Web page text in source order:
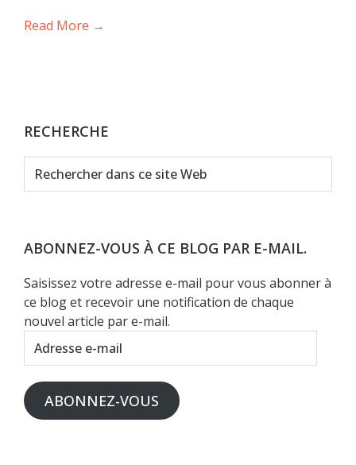
Read More →
RECHERCHE
Rechercher
dans
Web
ABONNEZ-VOUS À CE BLOG PAR E-MAIL.
Saisissez votre adresse e-mail pour vous abonner à
ce blog et recevoir une notification de chaque
nouvel article par e-mail.
Adresse
e-
mail
ABONNEZ-VOUS